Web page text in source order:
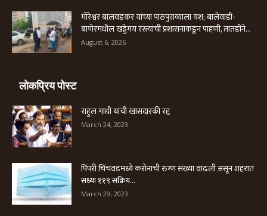
मोरेश्वर बालवडकर यांच्या पाठपुराव्याला यश; बालेवाडी-
बाणेरमधील खड्डेमय रस्त्यांची प्रशासनाकडून पाहणी, तातडीने...
August 6, 2026
लोकप्रिय पोस्ट
राहुल गांधी यांची खासदारकी रद्द
March 24, 2023
पिंपरी चिंचवडमध्ये करोनाची रुग्ण संख्या वाढली असून शहरात
सध्या ११९ सक्रिय...
March 29, 2023